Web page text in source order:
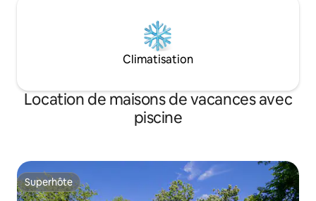
Climatisation
Location de maisons de vacances avec
piscine
Superhôte
Superhôte